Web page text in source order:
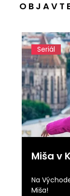
Seriál
Miša v
Na
Miša!